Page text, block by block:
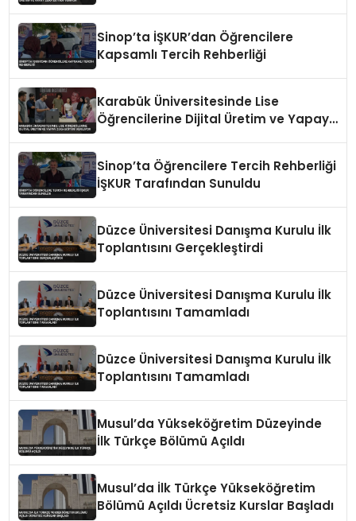
Sinop’ta İŞKUR’dan Öğrencilere
Kapsamlı Tercih Rehberliği
Karabük Üniversitesinde Lise
Öğrencilerine Dijital Üretim ve Yapay
Sinop’ta Öğrencilere Tercih Rehberliği
İŞKUR Tarafından Sunuldu
Düzce Üniversitesi Danışma Kurulu İlk
Toplantısını Gerçekleştirdi
Düzce Üniversitesi Danışma Kurulu İlk
Toplantısını Tamamladı
Düzce Üniversitesi Danışma Kurulu İlk
Toplantısını Tamamladı
Musul’da Yükseköğretim Düzeyinde
İlk Türkçe Bölümü Açıldı
Musul’da İlk Türkçe Yükseköğretim
Bölümü Açıldı Ücretsiz Kurslar Başladı